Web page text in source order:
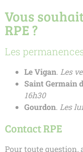
Vous
RPE ?
Les
Le Vigan. Les
Saint Germain
16h30
Gourdon. Les
Contact RPE
Pour toute question,